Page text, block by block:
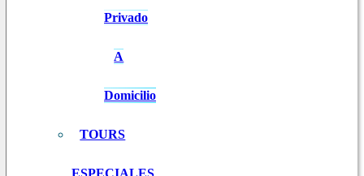
Privado
A
Domicilio
TOURS